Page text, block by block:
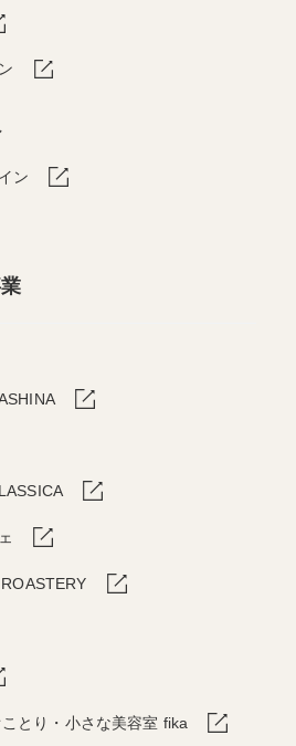
ン
とり・小さな美容室 fika